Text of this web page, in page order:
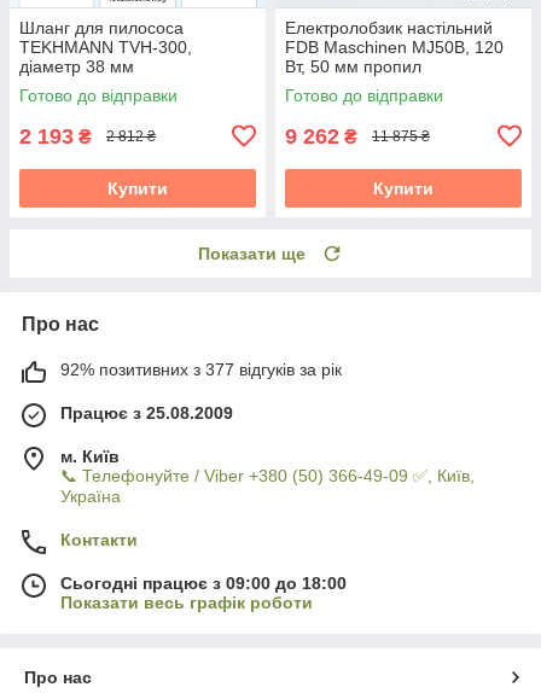
Шланг для пилососа
TEKHMANN TVH-300,
діаметр 38 мм
Готово до відправки
2 193 ₴ 2 812 ₴
Купити
Електролобзик настільний
FDB Maschinen MJ50B, 120
Вт, 50 мм пропил
Готово до відправки
9 262 ₴ 11 875 ₴
Купити
Показати ще
Про нас
92% позитивних з 377 відгуків за рік
Працює з 25.08.2009
м. Київ
📞 Телефонуйте / Viber +380 (50) 366-49-09 ✅, Київ,
Україна
Контакти
Сьогодні працює з 09:00 до 18:00
Показати весь графік роботи
Про нас